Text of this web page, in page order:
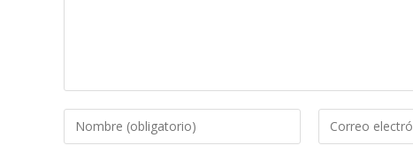
Introduce
tu
Introduce
tu